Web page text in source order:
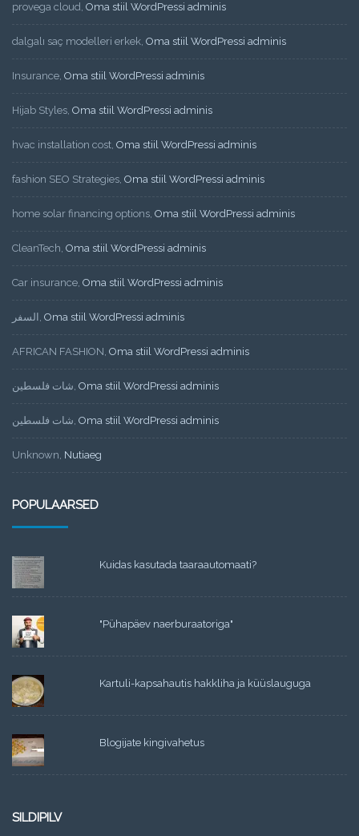
provega cloud, Oma stiil WordPressi adminis
dalgalı saç modelleri erkek, Oma stiil WordPressi adminis
Insurance, Oma stiil WordPressi adminis
Hijab Styles, Oma stiil WordPressi adminis
hvac installation cost, Oma stiil WordPressi adminis
fashion SEO Strategies, Oma stiil WordPressi adminis
home solar financing options, Oma stiil WordPressi adminis
CleanTech, Oma stiil WordPressi adminis
Car insurance, Oma stiil WordPressi adminis
السفر , Oma stiil WordPressi adminis
AFRICAN FASHION, Oma stiil WordPressi adminis
شات فلسطين, Oma stiil WordPressi adminis
شات فلسطين, Oma stiil WordPressi adminis
Unknown, Nutiaeg
POPULAARSED
Kuidas kasutada taaraautomaati?
"Pühapäev naerburaatoriga"
Kartuli-kapsahautis hakkliha ja küüslauguga
Blogijate kingivahetus
SILDIPILV